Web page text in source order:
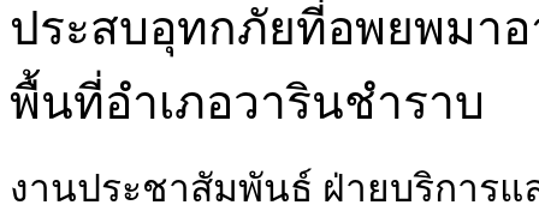
ประสบอุทกภัยที่อพยพมา
พื้นที่อำเภอวารินชำราบ
งานประชาสัมพันธ์ ฝ่ายบริการแ